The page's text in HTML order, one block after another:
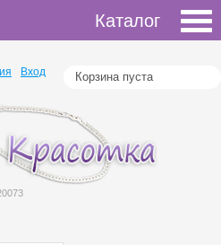
Каталог
Корзина пуста
Вход